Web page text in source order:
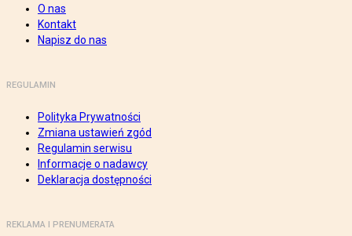
O nas
Kontakt
Napisz do nas
REGULAMIN
Polityka Prywatności
Zmiana ustawień zgód
Regulamin serwisu
Informacje o nadawcy
Deklaracja dostępności
REKLAMA I PRENUMERATA